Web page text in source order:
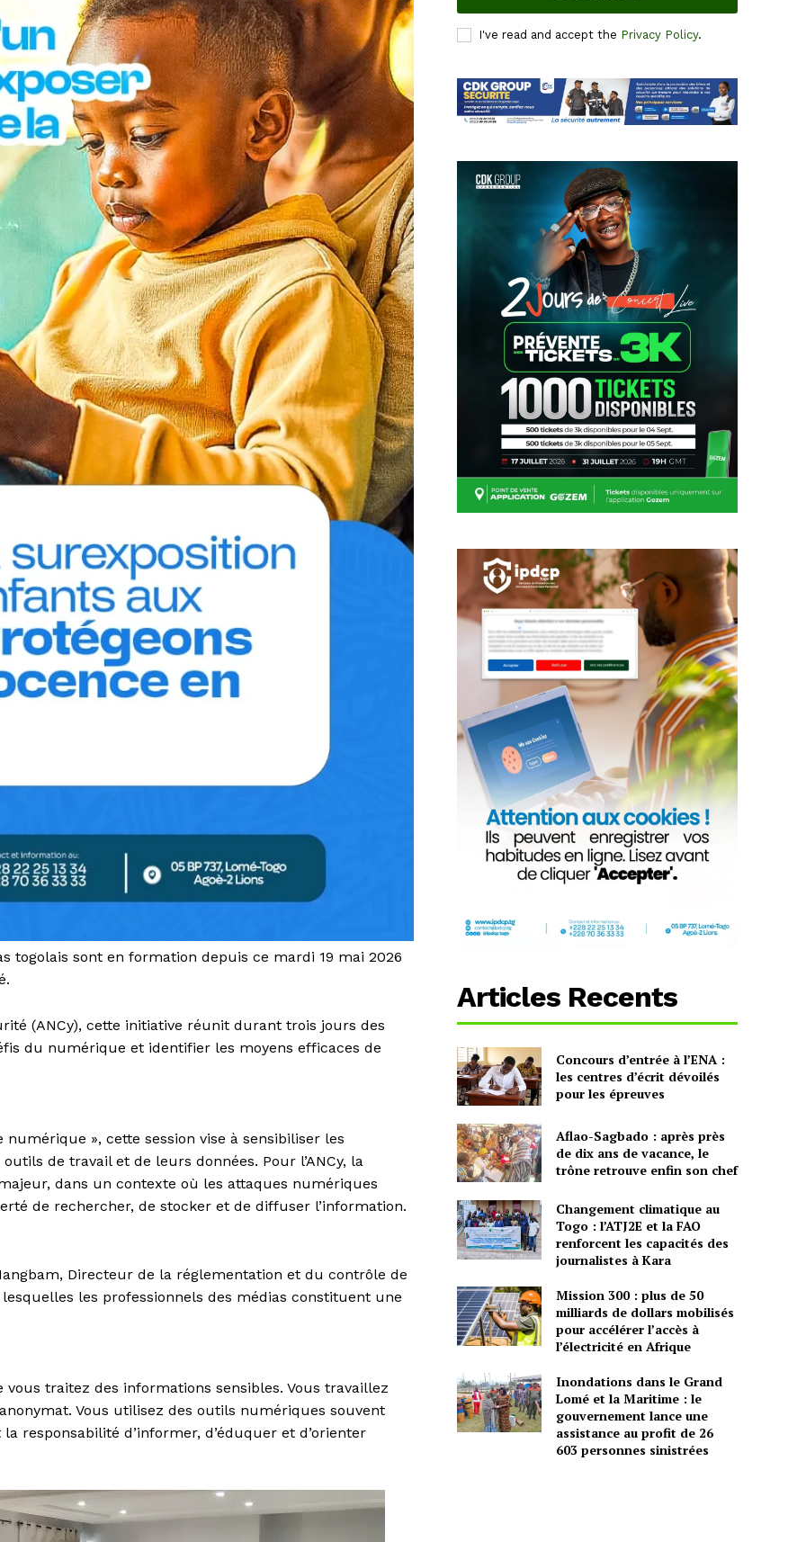
togolais sont en formation depuis ce mardi 19 mai 2026
(ANCy), cette initiative réunit durant trois jours des
du numérique et identifier les moyens efficaces de
», cette session vise à sensibiliser les
de travail et de leurs données. Pour l’ANCy, la
dans un contexte où les attaques numériques
de rechercher, de stocker et de diffuser l’information.
Directeur de la réglementation et du contrôle de
les professionnels des médias constituent une
traitez des informations sensibles. Vous travaillez
Vous utilisez des outils numériques souvent
responsabilité d’informer, d’éduquer et d’orienter
I've read and accept the Privacy Policy.
Articles Recents
Concours d’entrée à l’ENA :
les centres d’écrit dévoilés
pour les épreuves
Aflao-Sagbado : après près
de dix ans de vacance, le
trône retrouve enfin son chef
Changement climatique au
Togo : l’ATJ2E et la FAO
renforcent les capacités des
journalistes à Kara
Mission 300 : plus de 50
milliards de dollars mobilisés
pour accélérer l’accès à
l’électricité en Afrique
Inondations dans le Grand
Lomé et la Maritime : le
gouvernement lance une
assistance au profit de 26
603 personnes sinistrées